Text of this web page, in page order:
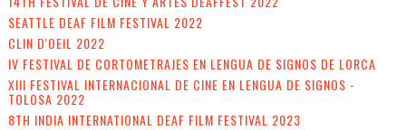
SEATTLE DEAF FILM FESTIVAL 2022
CLIN D'OEIL 2022
IV FESTIVAL DE CORTOMETRAJES EN LENGUA DE SIGNOS DE LORCA
XIII FESTIVAL INTERNACIONAL DE CINE EN LENGUA DE SIGNOS -
TOLOSA 2022
8TH INDIA INTERNATIONAL DEAF FILM FESTIVAL 2023